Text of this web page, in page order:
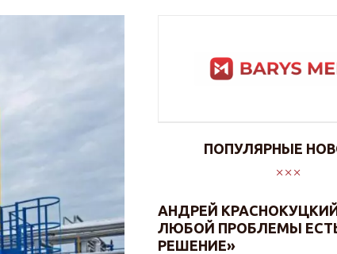
ПОПУЛЯРНЫЕ
АНДРЕЙ
ЛЮБОЙ ПРОБЛЕМЫ
РЕШЕНИЕ»